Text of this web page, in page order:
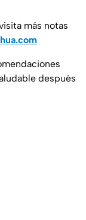
más notas
después